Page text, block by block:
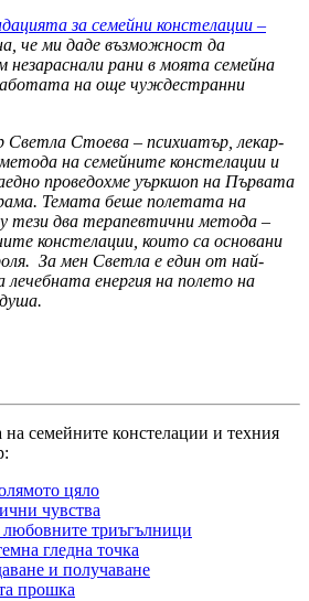
за семейни констелации –
че ми даде възможност да
рани в моята семейна
на още чуждестранни
Светла Стоева – психиатър, лекар-
на семейните констелации и
проведохме уъркшоп на Първата
Темата беше полетата на
тези два терапевтични метода –
констелации, които са основани
За мен Светла е един от най-
енергия на полето на
на семейните констелации и техния
цяло
чувства
любовните триъгълници
гледна точка
и получаване
прошка